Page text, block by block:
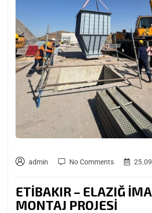
admin No Comments
ETİBAKIR – ELAZIĞ
MONTAJ PROJESİ